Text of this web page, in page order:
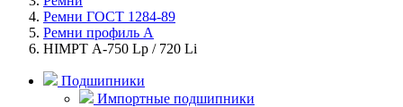
Ремни ГОСТ 1284-89
Ремни профиль А
HIMPT А-750 Lp / 720 Li
Подшипники
Импортные подшипники